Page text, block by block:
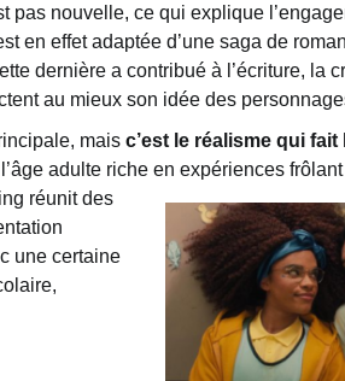
pas nouvelle, ce qui explique
en effet adaptée d’une saga de
dernière a contribué à l’écriture, la
au mieux son idée des
mais c’est le réalisme qui fait
adulte riche en expériences frôlant
réunit des
une certaine